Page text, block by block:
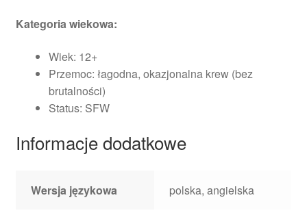
Kategoria wiekowa:
Wiek: 12+
Przemoc: łagodna, okazjonalna krew (bez
brutalności)
Status: SFW
Informacje dodatkowe
Wersja językowa polska, angielska